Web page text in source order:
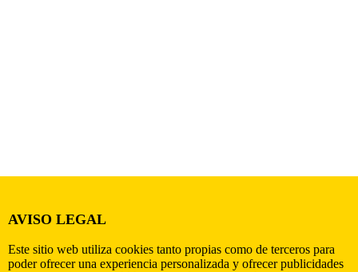
AVISO LEGAL
Este sitio web utiliza cookies tanto propias como de terceros para
poder ofrecer una experiencia personalizada y ofrecer publicidades